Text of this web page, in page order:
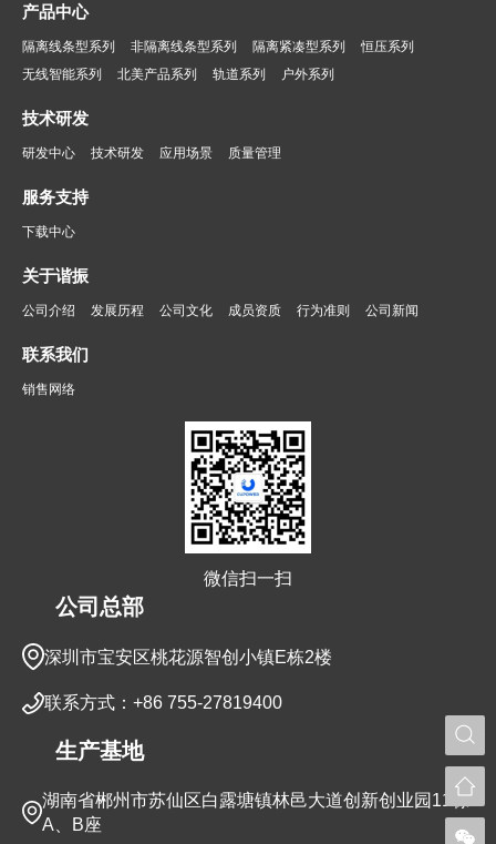
产品中心
隔离线条型系列 非隔离线条型系列 隔离紧凑型系列
恒压系列
无线智能系列
北美产品系列 轨道系列 户外系列
技术研发
研发中心 技术研发 应用场景 质量管理
服务支持
下载中心
关于谐振
公司介绍 发展历程 公司文化 成员资质 行为准则 公司新闻
联系我们
销售网络
微信扫一扫
公司总部
深圳市宝安区桃花源智创小镇E栋2楼
联系方式：+86 755-27819400
生产基地
湖南省郴州市苏仙区白露塘镇林邑大道创新创业园11栋
A、B座